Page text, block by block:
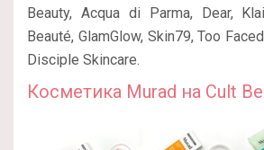
Beauty, Acqua di Parma, Dear,
Beauté, GlamGlow, Skin79, Too
Disciple Skincare.
Косметика Murad на Cult